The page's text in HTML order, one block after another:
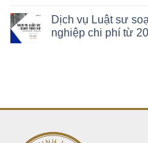
Dịch vụ Luật sư
nghiệp chi phí từ